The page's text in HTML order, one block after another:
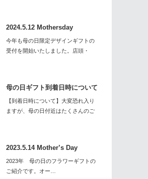
2024.5.12 Mothersday
今年も母の日限定デザインギフトの
受付を開始いたしました。店頭・
母の日ギフト到着日時について
【到着日時について】大変恐れ入り
ますが、母の日付近はたくさんのご
2023.5.14 Mother’s Day
2023年 母の日のフラワーギフトの
ご紹介です。オー…